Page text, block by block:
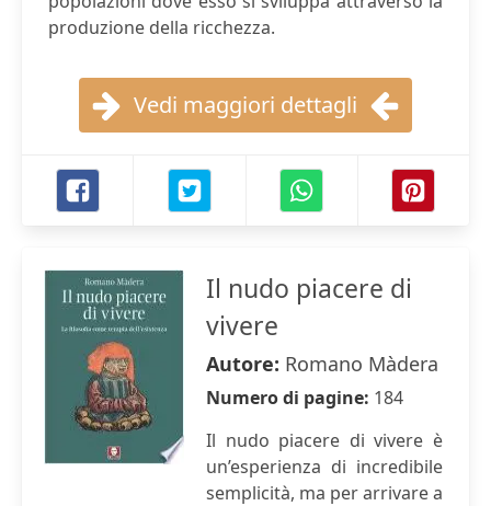
produzione della ricchezza.
Vedi maggiori dettagli
Il nudo piacere di
vivere
Autore: Romano Màdera
Numero di pagine: 184
Il nudo piacere di vivere è
un’esperienza di incredibile
semplicità, ma per arrivare a